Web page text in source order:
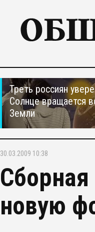
Треть россиян
Солнце вращается
Земли
30.03.2009 10:38
новую